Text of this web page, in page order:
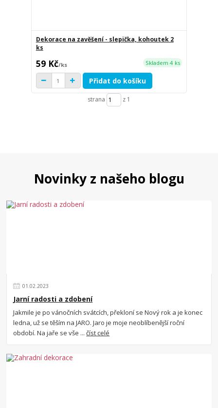
Dekorace na zavěšení - slepička, kohoutek 2
ks
59 Kč/ks Skladem 4 ks
Přidat do košíku
strana z 1
Novinky z našeho blogu
01 02 2023
Jarní radosti a zdobení
Jakmile je po vánočních svátcích, překloní se Nový rok a je konec
ledna, už se těším na JARO. Jaro je moje neoblíbenější roční
období. Na jaře se vše ...číst celé